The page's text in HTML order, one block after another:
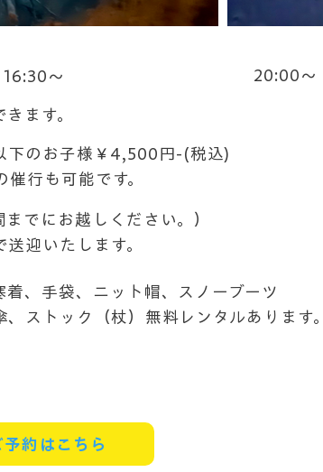
16:30〜 20:00〜
ます。​
のお子様￥4,500円-(税込)
行も可能です。
でにお越しください。）​
迎いたします。
、手袋、ニット帽、スノーブーツ
ストック（杖）無料レンタルあります。​
予約はこちら